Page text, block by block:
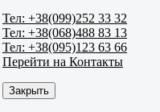
Тел: +38(099)252 33 32
Тел: +38(068)488 83 13
Тел: +38(095)123 63 66
Перейти на Контакты
Закрыть